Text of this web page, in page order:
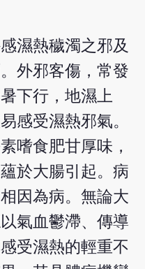
濕熱穢濁之邪及
外邪客傷，常發
下行，地濕上
感受濕熱邪氣。
嗜食肥甘厚味，
於大腸引起。病
因為病。無論大
氣血鬱滯、傳導
受濕熱的輕重不